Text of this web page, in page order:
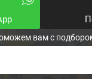
вам с